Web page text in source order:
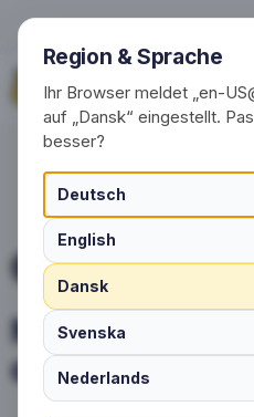
Mange tak for
Region & Sprache
Ihr Browser meldet „en-
auf „Dansk“ eingestellt.
besser?
Deutsch
English
Dansk
Svenska
Nederlands
FÆRDIG!
Mange tak for
anmodning